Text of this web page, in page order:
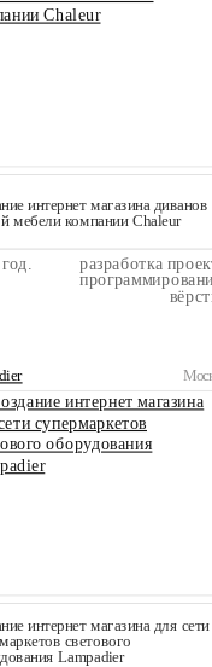
интернет магазина диванов
мебели компании Сhaleur
разработка
интернет магазина для сети
светового
Lampadier